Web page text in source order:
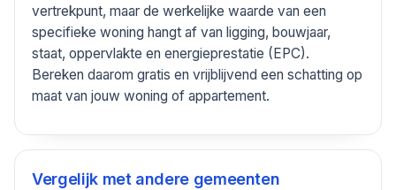
vertrekpunt, maar de werkelijke waarde van een
specifieke woning hangt af van ligging, bouwjaar,
staat, oppervlakte en energieprestatie (EPC).
Bereken daarom gratis en vrijblijvend een schatting op
maat van jouw woning of appartement.
Vergelijk met andere gemeenten